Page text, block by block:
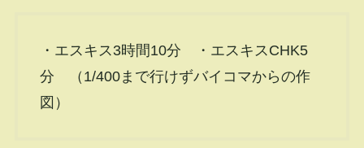
・エスキス3時間10分 ・エスキスCHK5
分 （1/400まで行けずバイコマからの作
図）